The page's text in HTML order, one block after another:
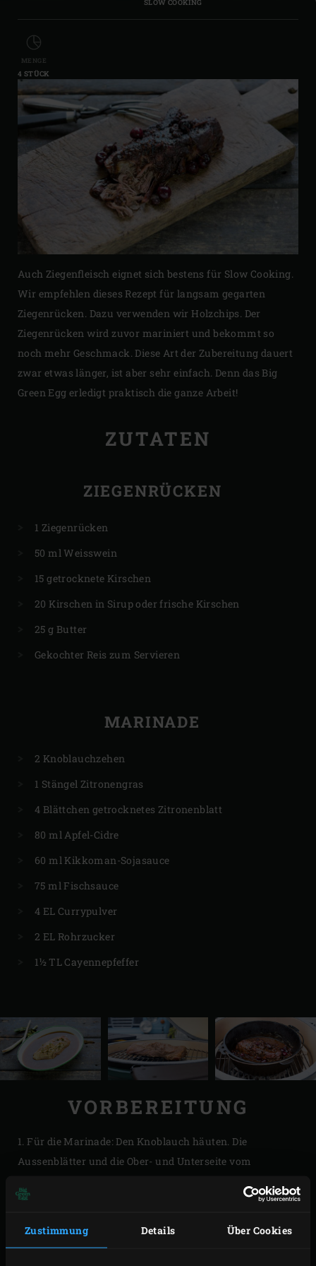
Zustimmung Details Über Cookies
SLOW COOKING
MENGE
4 STÜCK
Auch Ziegenfleisch eignet sich bestens für Slow Cooking.
Wir empfehlen dieses Rezept für langsam gegarten
Ziegenrücken. Dazu verwenden wir Holzchips. Der
Ziegenrücken wird zuvor mariniert und bekommt so
noch mehr Geschmack. Diese Art der Zubereitung dauert
zwar etwas länger, ist aber sehr einfach. Denn das Big
Green Egg erledigt praktisch die ganze Arbeit!
ZUTATEN
ZIEGENRÜCKEN
1 Ziegenrücken
50 ml Weisswein
15 getrocknete Kirschen
20 Kirschen in Sirup oder frische Kirschen
25 g Butter
Gekochter Reis zum Servieren
MARINADE
2 Knoblauchzehen
1 Stängel Zitronengras
4 Blättchen getrocknetes Zitronenblatt
80 ml Apfel-Cidre
60 ml Kikkoman-Sojasauce
75 ml Fischsauce
4 EL Currypulver
2 EL Rohrzucker
1½ TL Cayennepfeffer
VORBEREITUNG
1. Für die Marinade: Den Knoblauch häuten. Die
Aussenblätter und die Ober- und Unterseite vom
Zitronenblatt zu Krümeln zerreiben. Diese mit den
geben und miteinander vermischen. 1,8 Liter Wasser